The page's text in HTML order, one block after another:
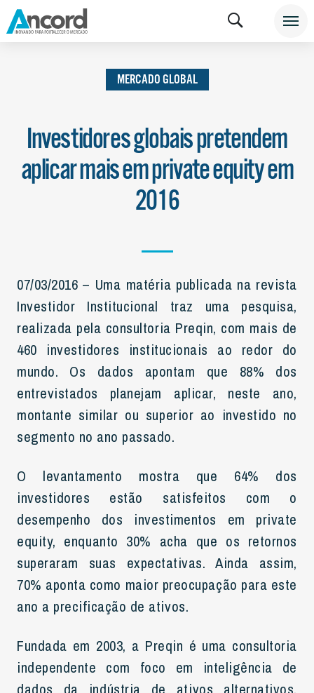
INSTITUCIONAL MERCADO GLOBAL
MERCADO GLOBAL
Investidores globais pretendem
aplicar mais em private equity em
2016
07/03/2016 – Uma matéria publicada na revista
Investidor Institucional traz uma pesquisa,
realizada pela consultoria Preqin, com mais de
460 investidores institucionais ao redor do
mundo. Os dados apontam que 88% dos
entrevistados planejam aplicar, neste ano,
montante similar ou superior ao investido no
segmento no ano passado.
O levantamento mostra que 64% dos
investidores estão satisfeitos com o
desempenho dos investimentos em private
equity, enquanto 30% acha que os retornos
superaram suas expectativas. Ainda assim,
70% aponta como maior preocupação para este
ano a precificação de ativos.
Fundada em 2003, a Preqin é uma consultoria
independente com foco em inteligência de
dados da indústria de ativos alternativos.